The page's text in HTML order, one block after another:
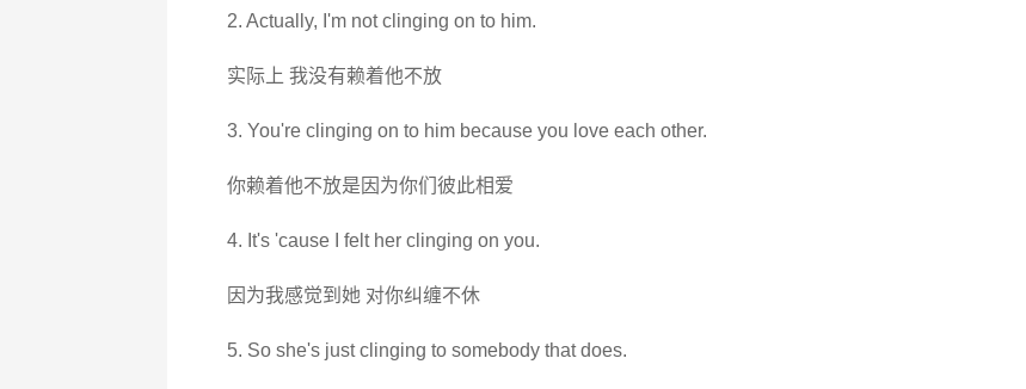
2. Actually, I'm not clinging on to him.
实际上 我没有赖着他不放
3. You're clinging on to him because you love each other.
你赖着他不放是因为你们彼此相爱
4. It's 'cause I felt her clinging on you.
因为我感觉到她 对你纠缠不休
5. So she's just clinging to somebody that does.